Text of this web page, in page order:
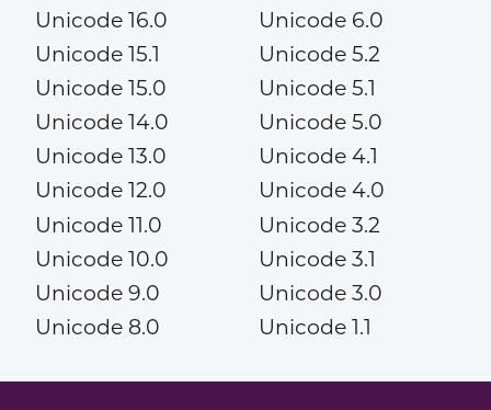
Unicode 16.0
Unicode 15.1
Unicode 15.0
Unicode 14.0
Unicode 13.0
Unicode 12.0
Unicode 11.0
Unicode 10.0
Unicode 9.0
Unicode 8.0
Unicode 6.0
Unicode 5.2
Unicode 5.1
Unicode 5.0
Unicode 4.1
Unicode 4.0
Unicode 3.2
Unicode 3.1
Unicode 3.0
Unicode 1.1